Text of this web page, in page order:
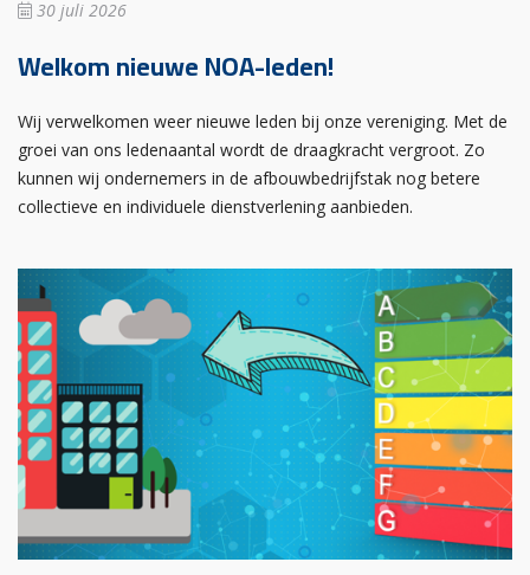
30 juli 2026
Welkom nieuwe NOA-leden!
Wij verwelkomen weer nieuwe leden bij onze vereniging. Met de
groei van ons ledenaantal wordt de draagkracht vergroot. Zo
kunnen wij ondernemers in de afbouwbedrijfstak nog betere
collectieve en individuele dienstverlening aanbieden.